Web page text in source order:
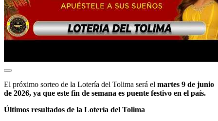
El próximo sorteo de la Lotería del Tolima será el martes 9 de junio
de 2026, ya que este fin de semana es puente festivo en el país.
Últimos resultados de la Lotería del Tolima